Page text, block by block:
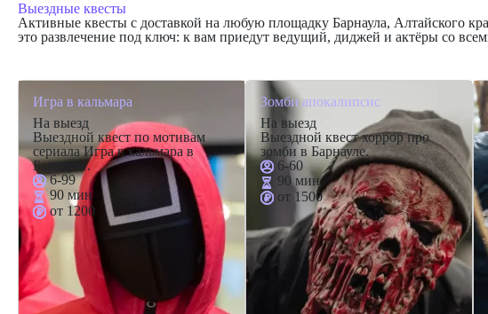
Выездные квесты
Активные квесты с доставкой на любую площадку Барнаула, Алтайского
это развлечение под ключ: к вам приедут ведущий, диджей и актёры со
Игра в кальмара
На выезд
Выездной квест по мотивам
сериала Игра в кальмара в
Барнауле.
6-99
90 мин
от 1200
Зомби апокалипсис
На выезд
Выездной квест хоррор про
зомби в Барнауле.
6-60
90 мин
от 1500